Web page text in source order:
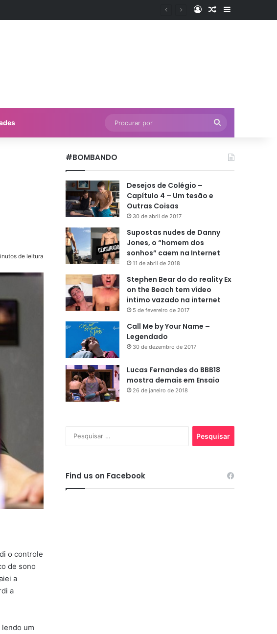
EntrarArtigo aleatório
Barra Lateral
por
de leitura
o controle
de sono
a
a
um
#BOMBANDO
Desejos de Colégio –
Capítulo 4 – Um tesão e
Outras Coisas
30 de abril de 2017
Supostas nudes de Danny
Jones, o “homem dos
sonhos” caem na Internet
11 de abril de 2018
Stephen Bear do do reality Ex
on the Beach tem vídeo
intimo vazado na internet
5 de fevereiro de 2017
Call Me by Your Name –
Legendado
30 de dezembro de 2017
Lucas Fernandes do BBB18
mostra demais em Ensaio
26 de janeiro de 2018
por:
Find us on Facebook